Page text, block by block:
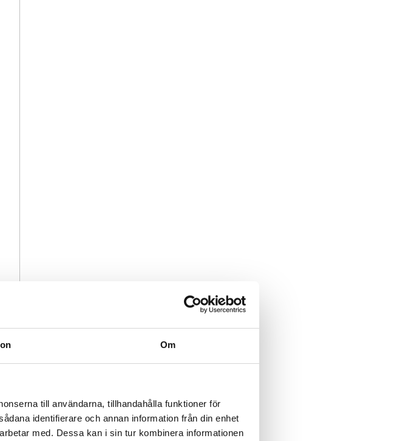
Om
till användarna, tillhandahålla funktioner för
identifierare och annan information från din enhet
med. Dessa kan i sin tur kombinera informationen